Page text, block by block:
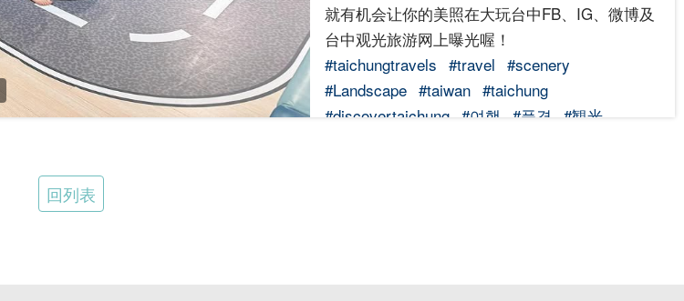
就有机会让你的美照在大玩台中FB、IG、微博及
台中观光旅游网上曝光喔！
#taichungtravels #travel #scenery
#Landscape #taiwan #taichung
#discovertaichung #여행 #풍경
#観光
回列表